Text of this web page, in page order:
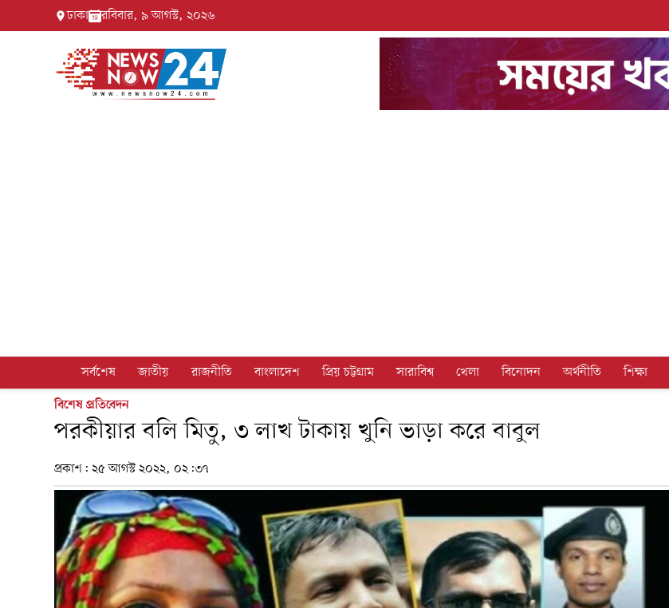
ঢাকা রবিবার, ৯ আগস্ট, ২০২৬
সর্বশেষ জাতীয় রাজনীতি বাংলাদেশ প্রিয় চট্টগ্রাম সারাবিশ্ব খেলা বিনোদন অর্থনীতি শিক্ষা
বিশেষ প্রতিবেদন
পরকীয়ার বলি মিতু, ৩ লাখ টাকায় খুনি ভাড়া করে বাবুল
প্রকাশ: ২৫ আগস্ট ২০২২, ০২:৩৭